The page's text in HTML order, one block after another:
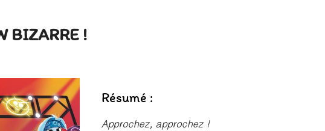
BIZARRE !
Résumé :
Approchez, approchez !